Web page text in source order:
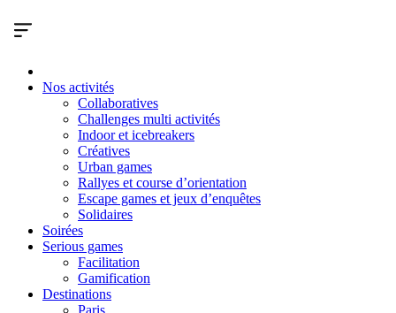
Nos activités
Collaboratives
Challenges multi activités
Indoor et icebreakers
Créatives
Urban games
Rallyes et course d’orientation
Escape games et jeux d’enquêtes
Solidaires
Soirées
Serious games
Facilitation
Gamification
Destinations
Paris